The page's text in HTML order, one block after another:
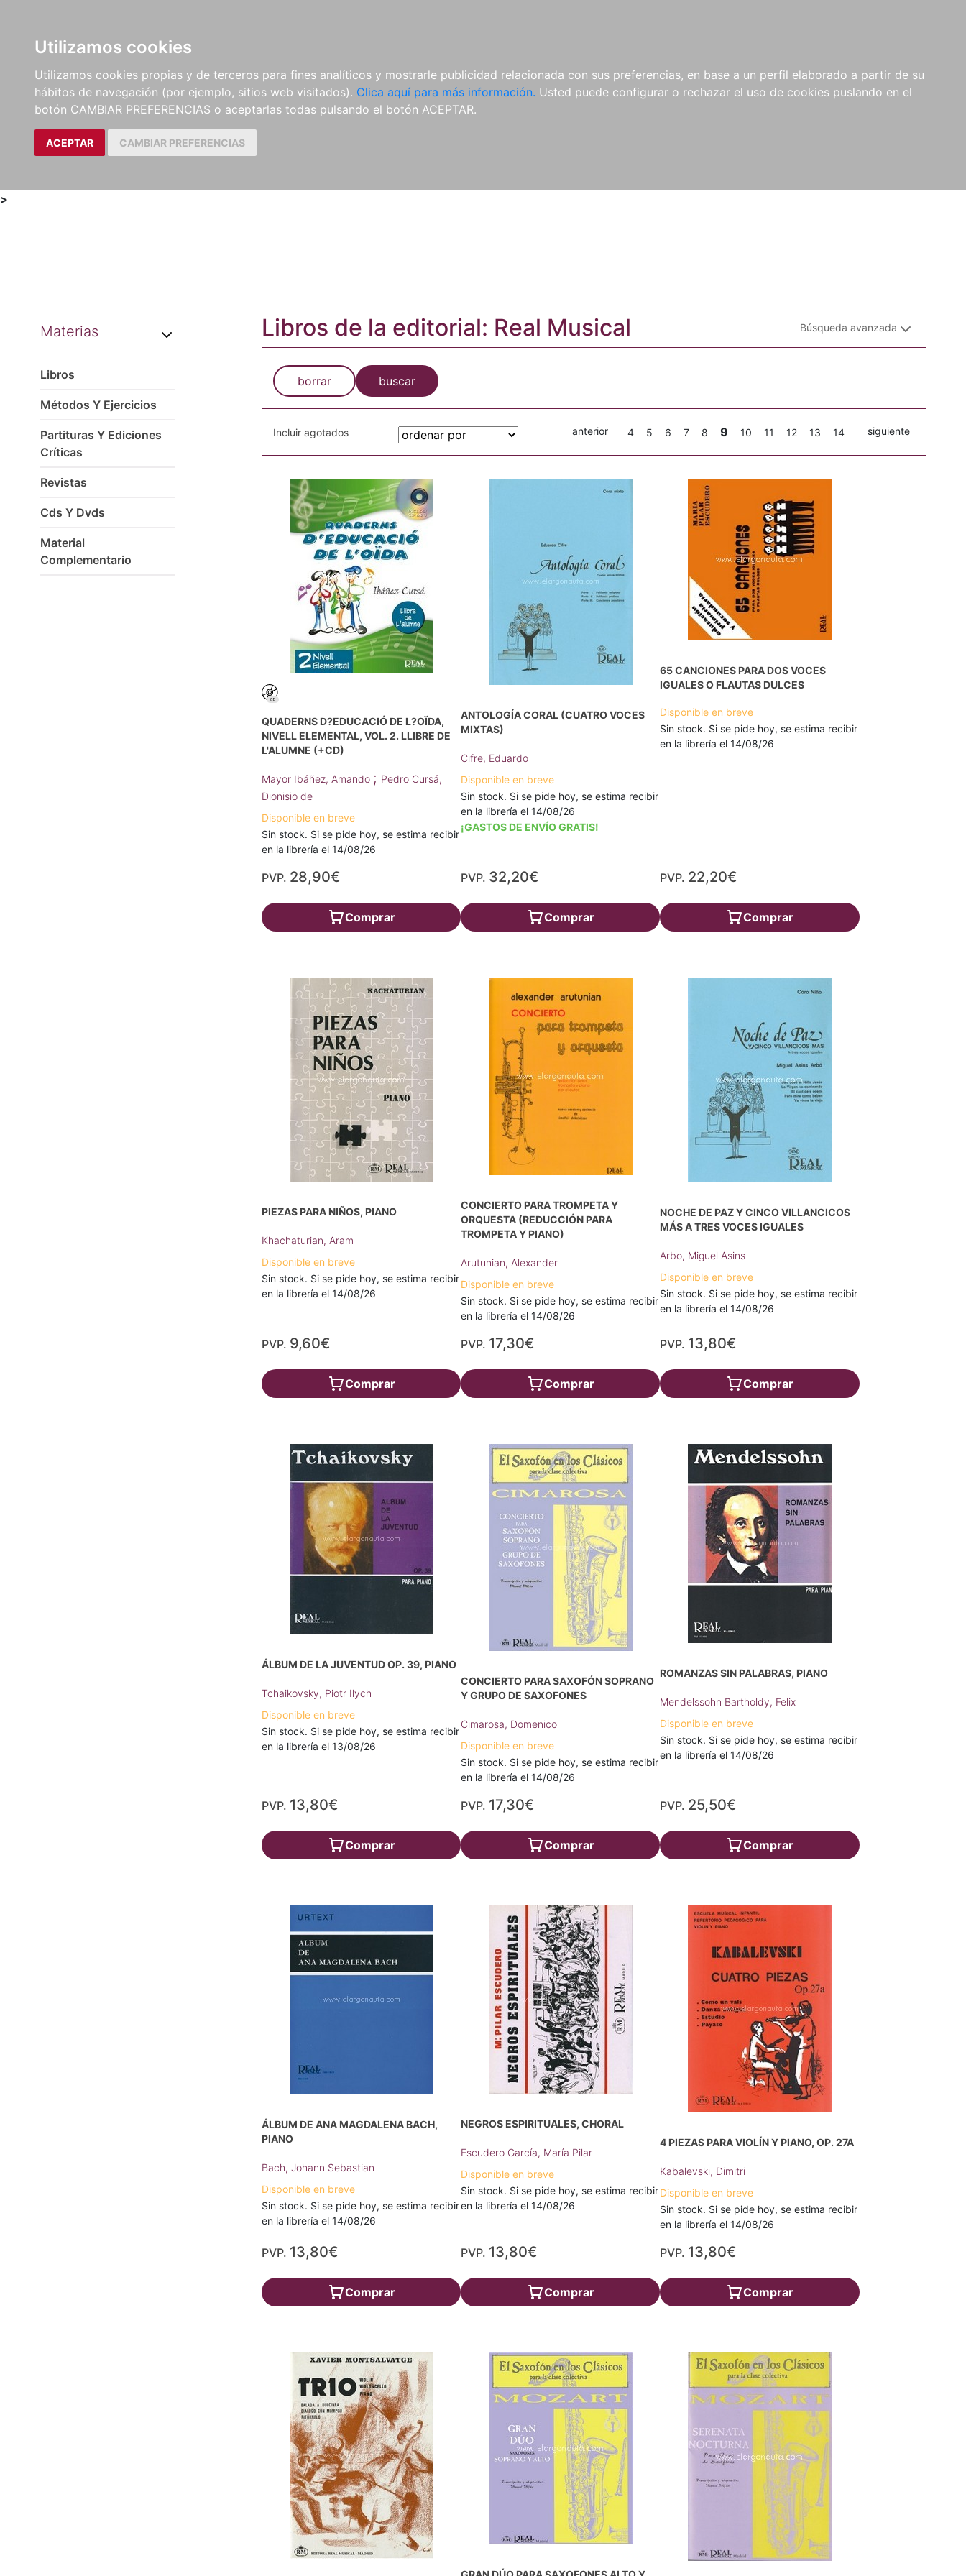
Utilizamos cookies
Utilizamos cookies propias y de terceros para fines analíticos y mostrarle publicidad relacionada con sus preferencias, en base a un perfil elaborado a partir de su
hábitos de navegación (por ejemplo, sitios web visitados). Clica aquí para más información. Usted puede configurar o rechazar el uso de cookies puslando en el
botón CAMBIAR PREFERENCIAS o aceptarlas todas pulsando el botón ACEPTAR.
ACEPTAR CAMBIAR PREFERENCIAS
LIBROS
MÉTODOS Y
EJERCICIOS
PARTITURAS Y EDICIONES
CRÍTICAS
REVISTAS
CDS Y
DVDS
MATERIAL
COMPLEMENTARIO
NOVEDADES NOTICIAS
COMPRAS
INSTITUCIONALES
>
Materias
Libros
Métodos Y Ejercicios
Partituras Y Ediciones
Críticas
Revistas
Cds Y Dvds
Material
Complementario
Libros de la editorial: Real Musical Búsqueda avanzada
borrar buscar
Incluir agotados anterior 4 5 6 7 8 9 10 11 12 13 14 siguiente
QUADERNS D?EDUCACIÓ DE L?OÏDA,
NIVELL ELEMENTAL, VOL. 2. LLIBRE DE
L'ALUMNE (+CD)
Mayor Ibáñez, Amando ; Pedro Cursá,
Dionisio de
Disponible en breve
Sin stock. Si se pide hoy, se estima recibir
en la librería el 14/08/26
PVP. 28,90€
Comprar
ANTOLOGÍA CORAL (CUATRO VOCES
MIXTAS)
Cifre, Eduardo
Disponible en breve
Sin stock. Si se pide hoy, se estima recibir
en la librería el 14/08/26
¡GASTOS DE ENVÍO GRATIS!
PVP. 32,20€
Comprar
65 CANCIONES PARA DOS VOCES
IGUALES O FLAUTAS DULCES
Disponible en breve
Sin stock. Si se pide hoy, se estima recibir
en la librería el 14/08/26
PVP. 22,20€
Comprar
PIEZAS PARA NIÑOS, PIANO
Khachaturian, Aram
Disponible en breve
Sin stock. Si se pide hoy, se estima recibir
en la librería el 14/08/26
PVP. 9,60€
Comprar
CONCIERTO PARA TROMPETA Y
ORQUESTA (REDUCCIÓN PARA
TROMPETA Y PIANO)
Arutunian, Alexander
Disponible en breve
Sin stock. Si se pide hoy, se estima recibir
en la librería el 14/08/26
PVP. 17,30€
Comprar
NOCHE DE PAZ Y CINCO VILLANCICOS
MÁS A TRES VOCES IGUALES
Arbo, Miguel Asins
Disponible en breve
Sin stock. Si se pide hoy, se estima recibir
en la librería el 14/08/26
PVP. 13,80€
Comprar
ÁLBUM DE LA JUVENTUD OP. 39, PIANO
Tchaikovsky, Piotr Ilych
Disponible en breve
Sin stock. Si se pide hoy, se estima recibir
en la librería el 13/08/26
PVP. 13,80€
Comprar
CONCIERTO PARA SAXOFÓN SOPRANO
Y GRUPO DE SAXOFONES
Cimarosa, Domenico
Disponible en breve
Sin stock. Si se pide hoy, se estima recibir
en la librería el 14/08/26
PVP. 17,30€
Comprar
ROMANZAS SIN PALABRAS, PIANO
Mendelssohn Bartholdy, Felix
Disponible en breve
Sin stock. Si se pide hoy, se estima recibir
en la librería el 14/08/26
PVP. 25,50€
Comprar
ÁLBUM DE ANA MAGDALENA BACH,
PIANO
Bach, Johann Sebastian
Disponible en breve
Sin stock. Si se pide hoy, se estima recibir
en la librería el 14/08/26
PVP. 13,80€
Comprar
NEGROS ESPIRITUALES, CHORAL
Escudero García, María Pilar
Disponible en breve
Sin stock. Si se pide hoy, se estima recibir
en la librería el 14/08/26
PVP. 13,80€
Comprar
4 PIEZAS PARA VIOLÍN Y PIANO, OP. 27A
Kabalevski, Dimitri
Disponible en breve
Sin stock. Si se pide hoy, se estima recibir
en la librería el 14/08/26
PVP. 13,80€
Comprar